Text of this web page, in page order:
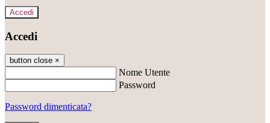
Accedi
Accedi
button close ×
Nome Utente
Password
Password dimenticata?